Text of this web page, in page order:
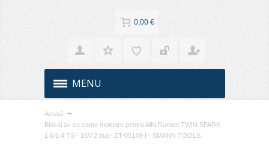
0,00 €
MENU
Acasă
Blocaj ax cu came motoare pentru Alfa Romeo TWIN SPARK
1.6/1.4 TS - 16V 2 buc- ZT-05149-I - SMANN TOOLS.